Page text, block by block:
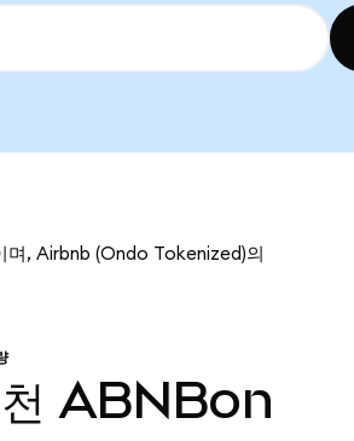
, Airbnb (Ondo Tokenized)의
ABNBon